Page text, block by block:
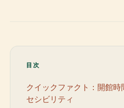
目次
クイックファクト：開館
セシビリティ